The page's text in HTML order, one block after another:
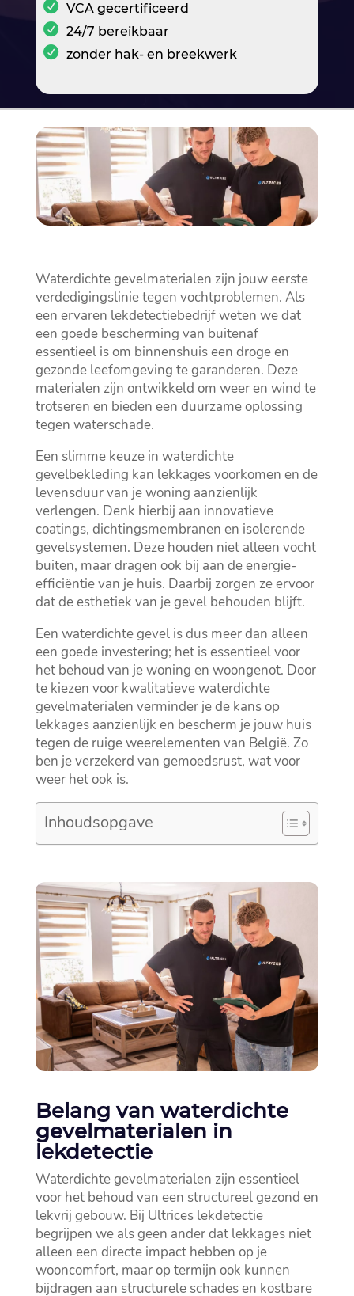
VCA gecertificeerd
24/7 bereikbaar
zonder hak- en breekwerk
Waterdichte gevelmaterialen zijn jouw eerste
verdedigingslinie tegen vochtproblemen.​ Als
een ervaren lekdetectiebedrijf weten we dat
een goede bescherming van buitenaf
essentieel is om binnenshuis een droge en
gezonde leefomgeving te garanderen.​ Deze
materialen zijn ontwikkeld om weer en wind te
trotseren en bieden een duurzame oplossing
tegen waterschade.​
Een slimme keuze in waterdichte
gevelbekleding kan lekkages voorkomen en de
levensduur van je woning aanzienlijk
verlengen.​ Denk hierbij aan innovatieve
coatings, dichtingsmembranen en isolerende
gevelsystemen.​ Deze houden niet alleen vocht
buiten, maar dragen ook bij aan de energie-
efficiëntie van je huis.​ Daarbij zorgen ze ervoor
dat de esthetiek van je gevel behouden blijft.​
Een waterdichte gevel is dus meer dan alleen
een goede investering; het is essentieel voor
het behoud van je woning en woongenot.​ Door
te kiezen voor kwalitatieve waterdichte
gevelmaterialen verminder je de kans op
lekkages aanzienlijk en bescherm je jouw huis
tegen de ruige weerelementen van België.​ Zo
ben je verzekerd van gemoedsrust, wat voor
weer het ook is.​
Inhoudsopgave
Belang van waterdichte
gevelmaterialen in
lekdetectie
Waterdichte gevelmaterialen zijn essentieel
voor het behoud van een structureel gezond en
lekvrij gebouw.​ Bij Ultrices lekdetectie
begrijpen we als geen ander dat lekkages niet
alleen een directe impact hebben op je
wooncomfort, maar op termijn ook kunnen
bijdragen aan structurele schades en kostbare